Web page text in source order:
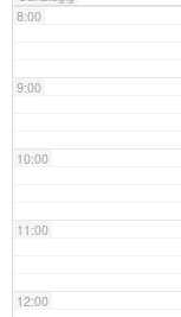
8:00
9:00
10:00
11:00
12:00